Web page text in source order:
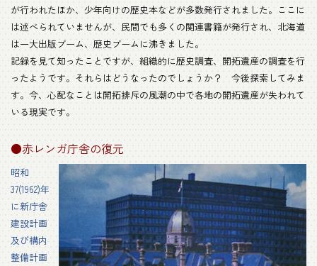
が行われたほか、少年向けの歴史本などが多数発行されました。ここに
は述べられていませんが、民間でも多くの関連書籍が発行され、北海道
は一大出版ブーム、歴史ブームに沸きました。
記録を見て知ったことですが、組織的に歴史調査、開拓遺産の調査を行
ったようです。それらはどうなったのでしょうか？ 今後探索してみま
す。今、心配なことは開拓排斥の風潮の中で各地の開拓遺産が失われて
いる現実です。
●赤レンガ庁舎の復元
昭和
37(1962)年
に新庁舎
建設計画
及び構内
整備計画